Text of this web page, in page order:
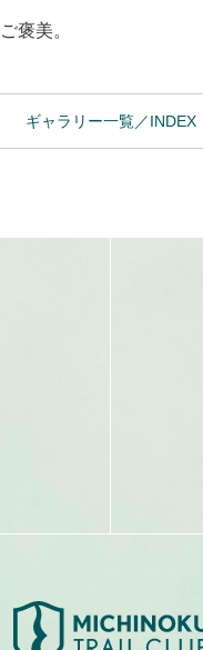
褒美。
ギャラリー一覧／INDEX